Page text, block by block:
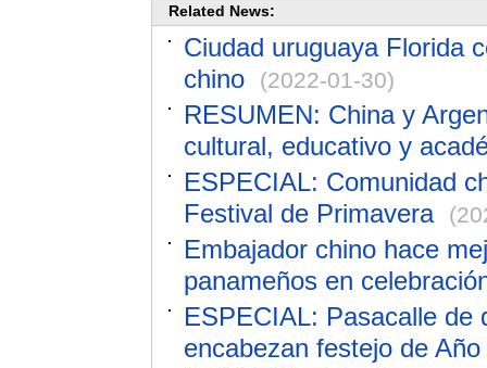
Related News:
Ciudad uruguaya Florida
chino
(2022-01-30)
RESUMEN: China y
cultural, educativo y
ESPECIAL: Comunidad
Festival de Primavera
Embajador chino hace
panameños en
ESPECIAL: Pasacalle de
encabezan festejo de